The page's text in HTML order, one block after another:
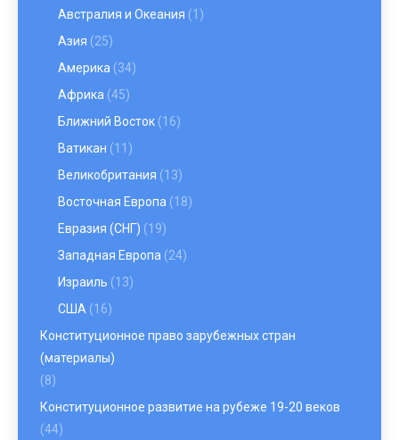
Австралия и Океания (1)
Азия (25)
Америка (34)
Африка (45)
Ближний Восток (16)
Ватикан (11)
Великобритания (13)
Восточная Европа (18)
Евразия (СНГ) (19)
Западная Европа (24)
Израиль (13)
США (16)
Конституционное право зарубежных стран
(материалы)
(8)
Конституционное развитие на рубеже 19-20 веков
(44)